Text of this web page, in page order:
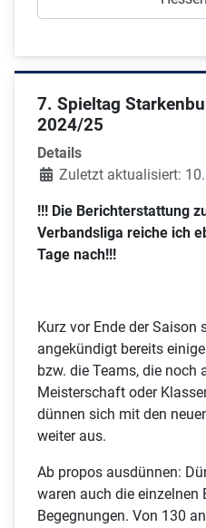
7. Spieltag
2024/25
Details
Zuletzt aktualisiert:
!!! Die Berichterstattung
Verbandsliga reiche ich
Tage nach!!!
Kurz vor Ende der Saison
angekündigt bereits
bzw. die Teams, die noch
Meisterschaft oder
dünnen sich mit den
weiter aus.
Ab propos ausdünnen:
waren auch die einzelnen
Begegnungen. Von 130